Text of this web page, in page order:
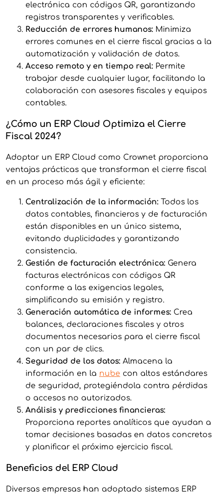
electrónica con códigos QR, garantizando
registros transparentes y verificables.
Reducción de errores humanos:Minimiza
errores comunes en el cierre fiscal gracias a la
automatización y validación de datos.
Acceso remoto y en tiempo real:Permite
trabajar desde cualquier lugar, facilitando la
colaboración con asesores fiscales y equipos
contables.
¿Cómo un ERP Cloud Optimiza el Cierre
Fiscal 2024?
Adoptar un ERP Cloud como Crownet proporciona
ventajas prácticas que transforman el cierre fiscal
en un proceso más ágil y eficiente:
Centralización de la información:Todos los
datos contables, financieros y de facturación
están disponibles en un único sistema,
evitando duplicidades y garantizando
consistencia.
Gestión de facturación electrónica:Genera
facturas electrónicas con códigos QR
conforme a las exigencias legales,
simplificando su emisión y registro.
Generación automática de informes:Crea
balances, declaraciones fiscales y otros
documentos necesarios para el cierre fiscal
con un par de clics.
Seguridad de los datos:Almacena la
información en la nube con altos estándares
de seguridad, protegiéndola contra pérdidas
o accesos no autorizados.
Análisis y predicciones financieras:
Proporciona reportes analíticos que ayudan a
tomar decisiones basadas en datos concretos
y planificar el próximo ejercicio fiscal.
Beneficios del ERP Cloud
Diversas empresas han adoptado sistemas ERP